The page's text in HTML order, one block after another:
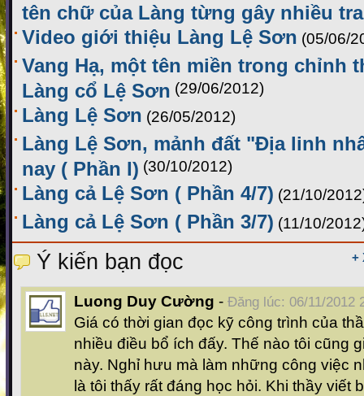
tên chữ của Làng từng gây nhiều
Video giới thiệu Làng Lệ Sơn (05/06/
Vang Hạ, một tên miền trong chỉnh
Làng cổ Lệ Sơn (29/06/2012)
Làng Lệ Sơn (26/05/2012)
Làng Lệ Sơn, mảnh đất "Địa linh
nay ( Phần I) (30/10/2012)
Làng cả Lệ Sơn ( Phần 4/7) (21/10/
Làng cả Lệ Sơn ( Phần 3/7) (11/10/
+
Ý kiến bạn đọc
Luong Duy Cường - Đăng lúc: 06/11/2012
Giá có thời gian đọc kỹ công trình của
nhiều điều bổ ích đấy. Thế nào tôi cũng
này. Nghỉ hưu mà làm những công việc
là tôi thấy rất đáng học hỏi. Khi thầy viết